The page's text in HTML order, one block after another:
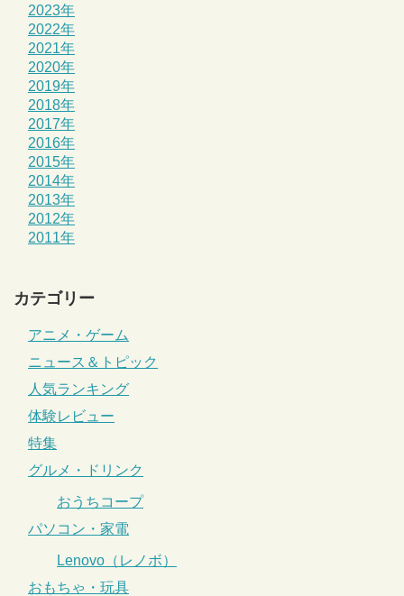
2023年
2022年
2021年
2020年
2019年
2018年
2017年
2016年
2015年
2014年
2013年
2012年
2011年
カテゴリー
アニメ・ゲーム
ニュース＆トピック
人気ランキング
体験レビュー
特集
グルメ・ドリンク
おうちコープ
パソコン・家電
Lenovo（レノボ）
おもちゃ・玩具